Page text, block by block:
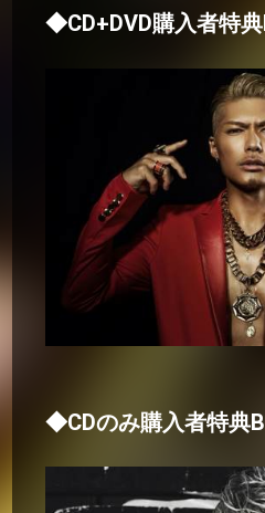
◆CD+DVD購入者特
◆CDのみ購入者特典